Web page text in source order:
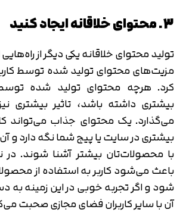
3. محتوای خلاقانه ایجاد کنید
تولید محتوای خلاقانه یکی دیگر از
مزیت‌های محتوای تولید شده توسط
کرد. هرچه محتوای تولید شده
بیشتری داشته باشد، تاثیر بیشتری
می‌گذارد. یک محتوای جذاب می‌تواند
بیشتری در سایت یا پیج شما نگه دارد و
با محصولات‌تان بیشتر آشنا شوند. در
باعث می‌شود کاربر به استفاده از
شود و اگر تجربه خوبی در این زمینه به
آن با سایر کاربران فضای مجازی صحبت
تایید کد